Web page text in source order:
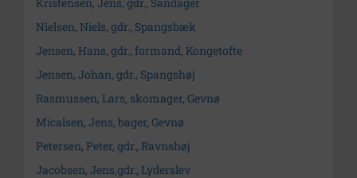
Nielsen, Niels, gdr., Spangsbæk
Jensen, Hans, gdr., formand, Kongetofte
Jensen, Johan, gdr., Spangshøj
Rasmussen, Lars, skomager, Gevnø
Micalsen, Jens, bager, Gevnø
Petersen, Peter, gdr., Ravnshøj
Jacobsen, Jens,gdr., Lyderslev